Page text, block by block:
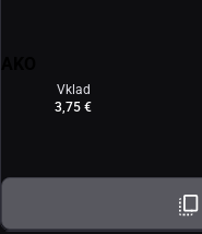
Vklad
3,75 €